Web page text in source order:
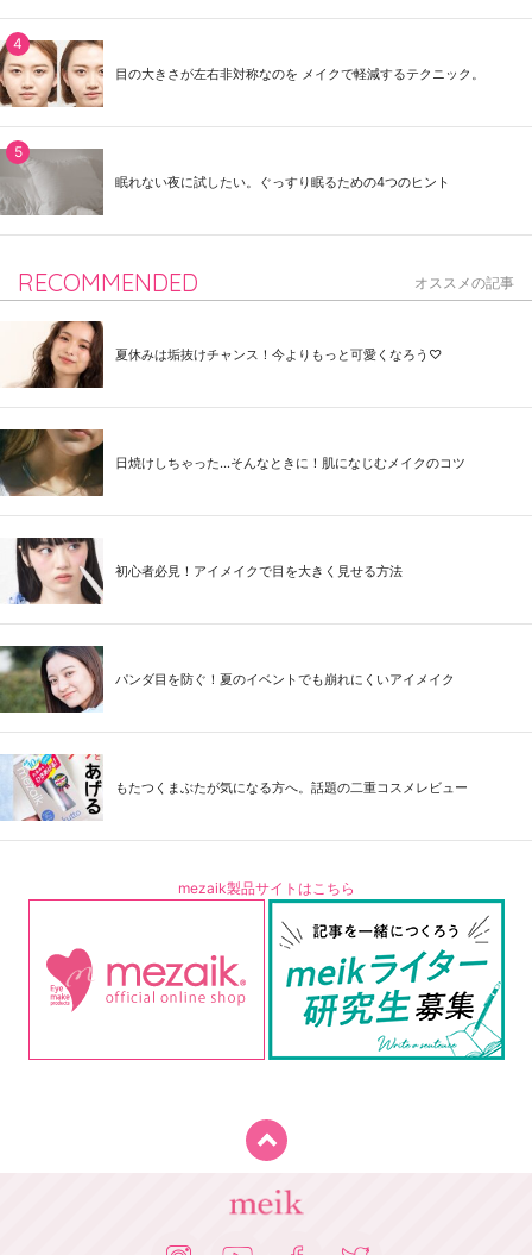
目の大きさが左右非対称なのを メイクで軽減するテクニック。
眠れない夜に試したい。ぐっすり眠るための4つのヒント
RECOMMENDED オススメの記事
夏休みは垢抜けチャンス！今よりもっと可愛くなろう♡
日焼けしちゃった...そんなときに！肌になじむメイクのコツ
初心者必見！アイメイクで目を大きく見せる方法
パンダ目を防ぐ！夏のイベントでも崩れにくいアイメイク
もたつくまぶたが気になる方へ。話題の二重コスメレビュー
mezaik製品サイトはこちら